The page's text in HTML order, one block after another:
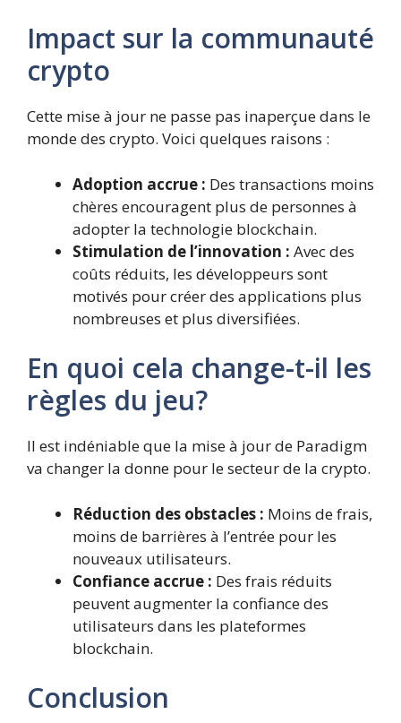
Impact sur la communauté
crypto
Cette mise à jour ne passe pas inaperçue dans le
monde des crypto. Voici quelques raisons :
Adoption accrue : Des transactions moins
chères encouragent plus de personnes à
adopter la technologie blockchain.
Stimulation de l’innovation : Avec des
coûts réduits, les développeurs sont
motivés pour créer des applications plus
nombreuses et plus diversifiées.
En quoi cela change-t-il les
règles du jeu?
Il est indéniable que la mise à jour de Paradigm
va changer la donne pour le secteur de la crypto.
Réduction des obstacles : Moins de frais,
moins de barrières à l’entrée pour les
nouveaux utilisateurs.
Confiance accrue : Des frais réduits
peuvent augmenter la confiance des
utilisateurs dans les plateformes
blockchain.
Conclusion